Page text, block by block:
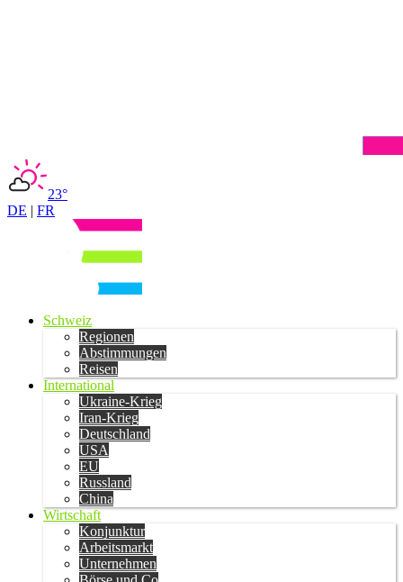
23°
DE | FR
Schweiz
Regionen
Abstimmungen
Reisen
International
Ukraine-Krieg
Iran-Krieg
Deutschland
USA
EU
Russland
China
Wirtschaft
Konjunktur
Arbeitsmarkt
Unternehmen